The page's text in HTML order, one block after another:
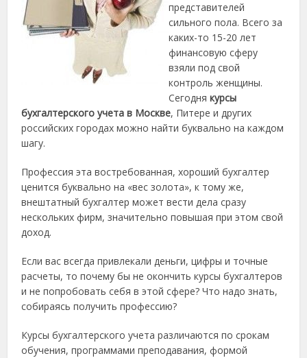
представителей
сильного пола. Всего за
каких-то 15-20 лет
финансовую сферу
взяли под свой
контроль женщины.
Сегоднякурсы
бухгалтерского учета в Москве, Питере и других
российских городах можно найти буквально на каждом
шагу.
Профессия эта востребованная, хороший бухгалтер
ценится буквально на «вес золота», к тому же,
внештатный бухгалтер может вести дела сразу
нескольких фирм, значительно повышая при этом свой
доход.
Если вас всегда привлекали деньги, цифры и точные
расчеты, то почему бы не окончить курсы бухгалтеров
и не попробовать себя в этой сфере? Что надо знать,
собираясь получить профессию?
Курсы бухгалтерского учета различаются по срокам
обучения, программами преподавания, формой